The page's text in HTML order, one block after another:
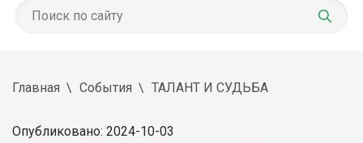
Главная События ТАЛАНТ И СУДЬБА
Опубликовано: 2024-10-03